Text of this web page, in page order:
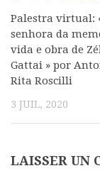
Commander
Commander
Pour publier /
Palestra virtual:
senhora da
vida e obra de
Gattai » por
Rita Roscilli
3 JUIL, 2020
LAISSER UN